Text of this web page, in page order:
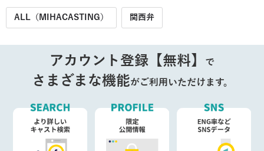
ALL（MIHACASTING） 関西弁
アカウント登録【無料】 で
さまざまな機能がご利用いただけます。